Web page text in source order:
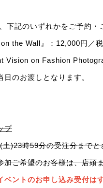
下記のいずれかをご予約・
the Wall』：12,000円／
Vision on Fashion
のお渡しとなります。
プ
)23時59分の受注分までと
加ご希望のお客様は、店
ベントのお申し込み受付は